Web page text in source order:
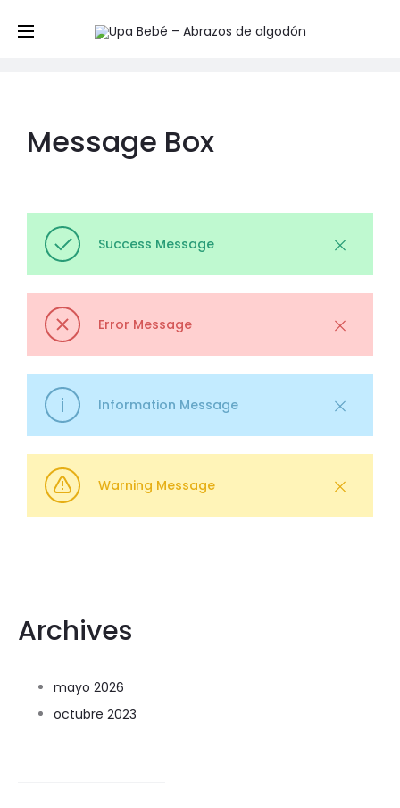
Message Box Home Elements
Message Box
Success Message
Error Message
Information Message
Warning Message
Archives
mayo 2026
octubre 2023